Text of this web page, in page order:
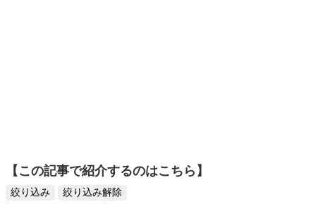
【この記事で紹介するのはこちら】
絞り込み
絞り込み解除